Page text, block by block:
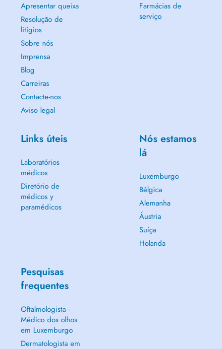
Apresentar queixa
Resolução de
litígios
Sobre nós
Imprensa
Blog
Carreiras
Contacte-nos
Aviso legal
Farmácias de
serviço
Links úteis
Laboratórios
médicos
Diretório de
médicos y
paramédicos
Nós estamos
lá
Luxemburgo
Bélgica
Alemanha
Áustria
Suíça
Holanda
Pesquisas
frequentes
Oftalmologista -
Médico dos olhos
em Luxemburgo
Dermatologista em